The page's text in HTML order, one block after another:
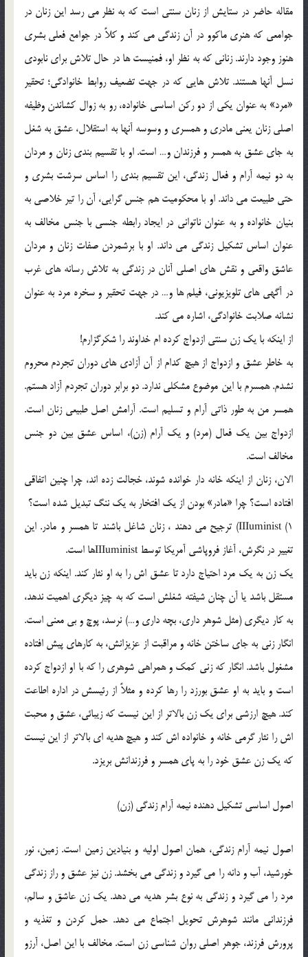
مقاله حاضر در ستايش از زنان سنتي است كه به نظر مي رسد اين زنان در
جوامعي كه هنري ماكوو در آن زندگي مي كند و كلاً در جوامع فعلي بشري
هنوز وجود دارند. زناني كه به نظر او، فمنيست ها در حال تلاش براي نابودي
نسل آنها هستند. تلاش هايي كه در جهت تضعيف روابط خانوادگي؛ تحقير
«مرد» به عنوان يكي از دو ركن اساسي خانواده، رو به زوال كشاندن وظيفه
اصلي زنان يعني مادري و همسري و وسوسه آنها به استقلال، عشق به شغل
به جاي عشق به همسر و فرزندان و… است. او با تقسيم بندي زنان و مردان
به دو نيمه آرام و فعال زندگي، اين تقسيم بندي را اساس سرشت بشري و
حتي طبيعت مي داند. او با محكوميت هم جنس گرايي، آن را تير خلاصي به
بنيان خانواده و به عنوان ناتواني در ايجاد رابطه جنسي با جنس مخالف به
عنوان اساس تشكيل زندگي مي داند. او با برشمردن صفات زنان و مردان
عاشق واقعي و نقش هاي اصلي آنان در زندگي به تلاش رسانه هاي غرب
در آگهي هاي تلويزيوني، فيلم ها و… در جهت تحقير و سخره مرد به عنوان
نشانه صلابت خانوادگي، اشاره مي كند.
از اينكه با يك زن سنتي ازدواج كرده ام خداوند را شكرگزارم!
به خاطر عشق و ازدواج از هيچ كدام از آن آزادي هاي دوران تجردم محروم
نشدم. همسرم با اين موضوع مشكلي ندارد. دو برابر دوران تجردم آزاد هستم.
همسر من به طور ذاتي آرام و تسليم است. آرامش اصل طبيعي زنان است.
ازدواج بين يك فعال (مرد) و يك آرام (زن)، اساس عشق بين دو جنس
مخالف است.
الان، زنان از اينكه خانه دار خوانده شوند، خجالت زده اند، چرا چنين اتفاقي
افتاده است؟ چرا «مادر» بودن از يك افتخار به يك ننگ تبديل شده است؟
IIIuminist (1) ترجيح مي دهند ، زنان شاغل باشند تا همسر و مادر. اين
تغيير در نگرش، آغاز فروپاشي آمريكا توسط IIIuministها است.
يك زن به يك مرد احتياج دارد تا عشق اش را به او نثار كند. اينكه زن بايد
مستقل باشد يا آن چنان شيفته شغلش است كه به چيز ديگري اهميت ندهد،
به كار ديگري (مثل شوهر داري، بچه داري و…) نرسد، پوچ و بي معني است.
انگار زني به جاي ساختن خانه و مراقبت از عزيزانش، به كارهاي پيش افتاده
مشغول باشد. انگار كه زني كمك و همراهي شوهري را كه با او ازدواج كرده
است و بايد به او عشق بورزد را رها كرده و مثلاً از رئيسش در اداره اطاعت
كند. هيچ ارزشي براي يك زن بالاتر از اين نيست كه زيبائي، عشق و محبت
اش را نثار گرمي خانه و خانواده اش كند و هيچ هديه اي بالاتر از اين نيست
كه يك زن عشق خود را به پاي همسر و فرزندانش بريزد.
اصول اساسي تشكيل دهنده نيمه آرام زندگي (زن)
اصول نيمه آرام زندگي، همان اصول اوليه و بنيادين زمين است. زمين، نور
خورشيد، آب و دانه را مي گيرد و زندگي مي بخشد. زن نيز عشق و راز زندگي
مرد را مي گيرد و زندگي به نوع بشر هديه مي دهد. يك زن عاشق و سالم،
فرزنداني مانند شوهرش تحويل اجتماع مي دهد. حمل كردن و تغذيه و
پرورش فرزند، جوهر اصلي روان شناسي زن است. مخالف با اين اصل، آرزو